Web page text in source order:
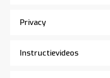
Privacy
Instructievideos